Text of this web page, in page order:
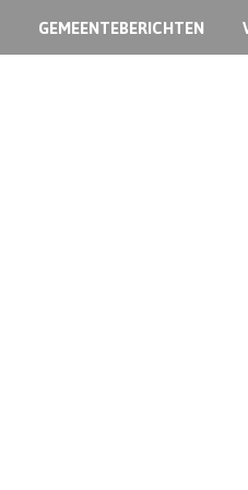
GEMEENTEBERICHTEN